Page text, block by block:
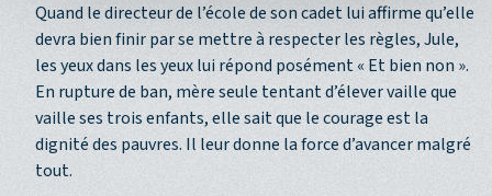
Quand le directeur de l’école de son cadet lui affirme qu’elle
devra bien finir par se mettre à respecter les règles, Jule,
les yeux dans les yeux lui répond posément « Et bien non ».
En rupture de ban, mère seule tentant d’élever vaille que
vaille ses trois enfants, elle sait que le courage est la
dignité des pauvres. Il leur donne la force d’avancer malgré
tout.